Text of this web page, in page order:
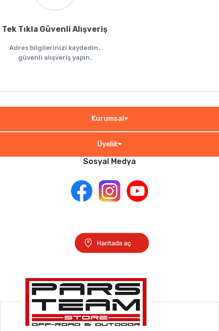
Tek Tıkla Güvenli Alışveriş
Adres bilgilerinizi kaydedin.
güvenli alışveriş yapın.
Kurumsal
Üyelik
Sosyal Medya